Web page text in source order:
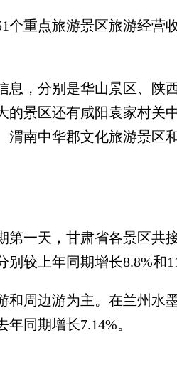
重点旅游景区旅游经营
，分别是华山景区、陕
的景区还有咸阳袁家村关
渭南中华郡文化旅游景区
一天，甘肃省各景区共
较上年同期增长8.8%和
周边游为主。在兰州水
同期增长7.14%。